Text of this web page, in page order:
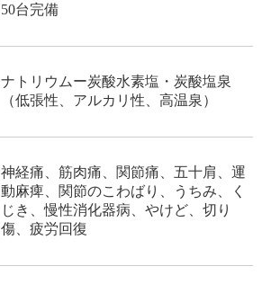
50台完備
ナトリウムー炭酸水素塩・炭酸塩泉
（低張性、アルカリ性、高温泉）
神経痛、筋肉痛、関節痛、五十肩、運
動麻痺、関節のこわばり、うちみ、く
じき、慢性消化器病、やけど、切り
傷、疲労回復